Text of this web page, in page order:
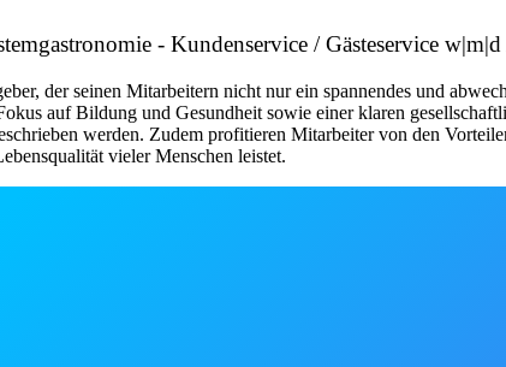
- Kundenservice / Gästeservice
der seinen Mitarbeitern nicht nur ein spannendes und
auf Bildung und Gesundheit sowie einer klaren
werden. Zudem profitieren Mitarbeiter von den
vieler Menschen leistet.